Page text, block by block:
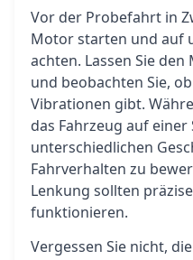
Vor der Probefahrt in
Motor starten und auf
achten. Lassen Sie
und beobachten Sie,
Vibrationen gibt.
das Fahrzeug auf
unterschiedlichen
Fahrverhalten zu
Lenkung sollten
funktionieren.
Vergessen Sie nicht,